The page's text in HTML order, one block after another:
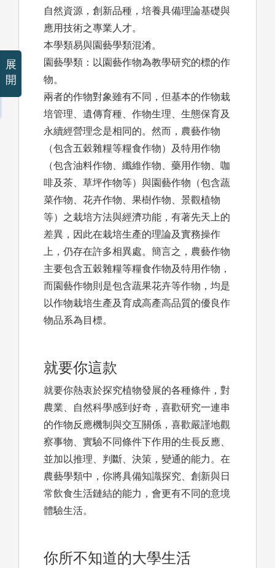
自然資源，創新品種，培養具備理論基礎與
應用技術之專業人才。
本學類易與園藝學類混淆。
園藝學類：以園藝作物為教學研究的標的作
物。
兩者的作物對象雖有不同，但基本的作物栽
培管理、遺傳育種、作物生理、生態保育及
永續經營理念是相同的。然而，農藝作物
（包含五穀雜糧等糧食作物）及特用作物
（包含油料作物、纖維作物、藥用作物、咖
啡及茶、草坪作物等）與園藝作物（包含蔬
菜作物、花卉作物、果樹作物、景觀植物
等）之栽培方法與經濟功能，有著先天上的
差異，因此在栽培生產的理論及實務操作
上，仍存在許多相異處。簡言之，農藝作物
主要包含五穀雜糧等糧食作物及特用作物，
而園藝作物則是包含蔬果花卉等作物，均是
以作物栽培生產及育成高產高品質的優良作
物品系為目標。
就要你這款
就要你熱衷於探究植物發展的各種條件，對
農業、自然科學感到好奇，喜歡研究一連串
的作物反應機制與交互關係，喜歡嚴謹地觀
察事物、實驗不同條件下作用的生長反應、
並加以推理、判斷、決策，變通的能力。在
農藝學類中，你將具備知識探究、創新與日
常飲食生活鏈結的能力，會更有不同的意境
體驗生活。
你所不知道的大學生活
展
開